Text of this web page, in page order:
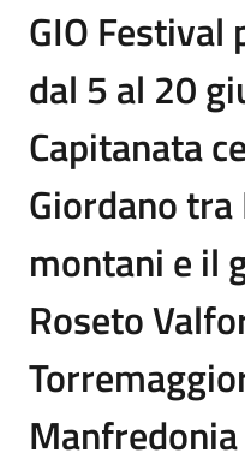
GIO Festival
dal 5 al 20
Capitanata
Giordano
montani e il
Roseto